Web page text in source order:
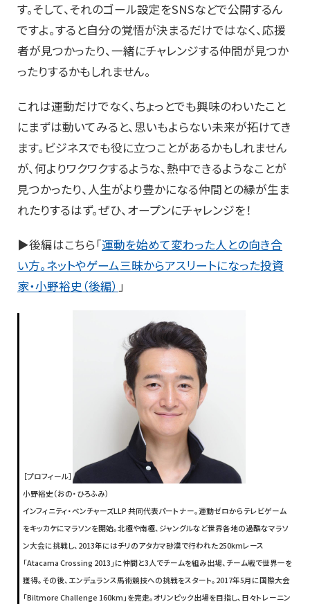
す。そして、それのゴール設定をSNSなどで公開するん
ですよ。すると自分の覚悟が決まるだけではなく、応援
者が見つかったり、一緒にチャレンジする仲間が見つか
ったりするかもしれません。
これは運動だけでなく、ちょっとでも興味のわいたこと
にまずは動いてみると、思いもよらない未来が拓けてき
ます。ビジネスでも役に立つことがあるかもしれません
が、何よりワクワクするような、熱中できるようなことが
見つかったり、人生がより豊かになる仲間との縁が生ま
れたりするはず。ぜひ、オープンにチャレンジを！
▶後編はこちら「運動を始めて変わった人との向き合
い方。ネットやゲーム三昧からアスリートになった投資
家・小野裕史（後編） 」
［プロフィール］
小野裕史（おの・ひろふみ）
インフィニティ・ベンチャーズLLP 共同代表パートナー。運動ゼロからテレビゲーム
をキッカケにマラソンを開始。北極や南極、ジャングルなど世界各地の過酷なマラソ
ン大会に挑戦し、2013年にはチリのアタカマ砂漠で行われた250kmレース
「Atacama Crossing 2013」に仲間と3人でチームを組み出場、チーム戦で世界一を
獲得。その後、エンデュランス馬術競技への挑戦をスタート。2017年5月に国際大会
「Biltmore Challenge 160km」を完走。オリンピック出場を目指し、日々トレーニン